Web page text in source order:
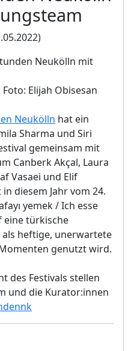
Elijah Obisesan
Neukölln hat ein
Sharma und Siri
gemeinsam mit
Canberk Akçal, Laura
Vasaei und Elif
diesem Jahr vom 24.
yemek / Ich esse
eine türkische
heftige, unerwartete
genutzt wird.
des Festivals stellen
und die Kurator:innen